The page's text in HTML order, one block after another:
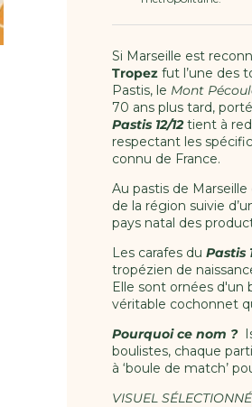
Si Marseille est
Tropez fut l’une des
Pastis, le Mont
70 ans plus tard,
Pastis 12/12tient à
respectant les
connu de France.
Au pastis de
de la région suivie
pays natal des
Les carafes du Pastis
tropézien de
Elle sont ornées
véritable cochonnet
Pourquoi ce nom ?
boulistes, chaque
à ‘boule de match’
VISUEL